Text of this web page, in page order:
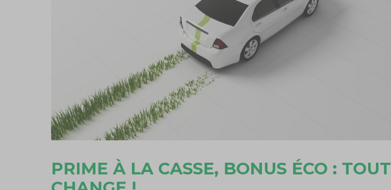
PRIME À LA CASSE, BONUS ÉCO : TOUT